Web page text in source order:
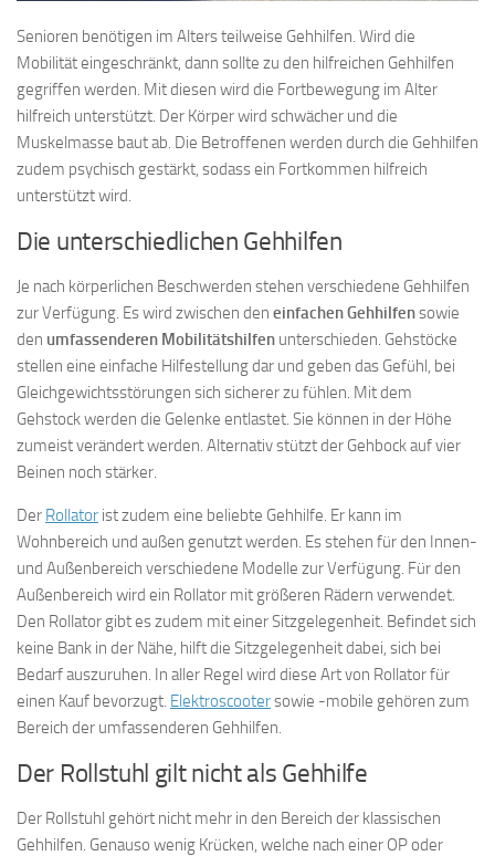
Senioren benötigen im Alters teilweise Gehhilfen. Wird die
Mobilität eingeschränkt, dann sollte zu den hilfreichen Gehhilfen
gegriffen werden. Mit diesen wird die Fortbewegung im Alter
hilfreich unterstützt. Der Körper wird schwächer und die
Muskelmasse baut ab. Die Betroffenen werden durch die Gehhilfen
zudem psychisch gestärkt, sodass ein Fortkommen hilfreich
unterstützt wird.
Die unterschiedlichen Gehhilfen
Je nach körperlichen Beschwerden stehen verschiedene Gehhilfen
zur Verfügung. Es wird zwischen den einfachen Gehhilfensowie
den umfassenderen Mobilitätshilfen unterschieden. Gehstöcke
stellen eine einfache Hilfestellung dar und geben das Gefühl, bei
Gleichgewichtsstörungen sich sicherer zu fühlen. Mit dem
Gehstock werden die Gelenke entlastet. Sie können in der Höhe
zumeist verändert werden. Alternativ stützt der Gehbock auf vier
Beinen noch stärker.
Der Rollator ist zudem eine beliebte Gehhilfe. Er kann im
Wohnbereich und außen genutzt werden. Es stehen für den Innen-
und Außenbereich verschiedene Modelle zur Verfügung. Für den
Außenbereich wird ein Rollator mit größeren Rädern verwendet.
Den Rollator gibt es zudem mit einer Sitzgelegenheit. Befindet sich
keine Bank in der Nähe, hilft die Sitzgelegenheit dabei, sich bei
Bedarf auszuruhen. In aller Regel wird diese Art von Rollator für
einen Kauf bevorzugt. Elektroscootersowie -mobile gehören zum
Bereich der umfassenderen Gehhilfen.
Der Rollstuhl gilt nicht als Gehhilfe
Der Rollstuhl gehört nicht mehr in den Bereich der klassischen
Gehhilfen. Genauso wenig Krücken, welche nach einer OP oder